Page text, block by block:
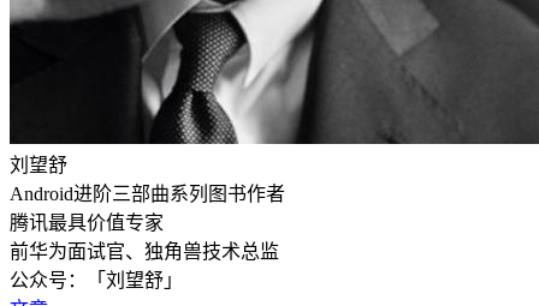
刘望舒
Android进阶三部曲系列图书作者
腾讯最具价值专家
前华为面试官、独角兽技术总监
公众号：「刘望舒」